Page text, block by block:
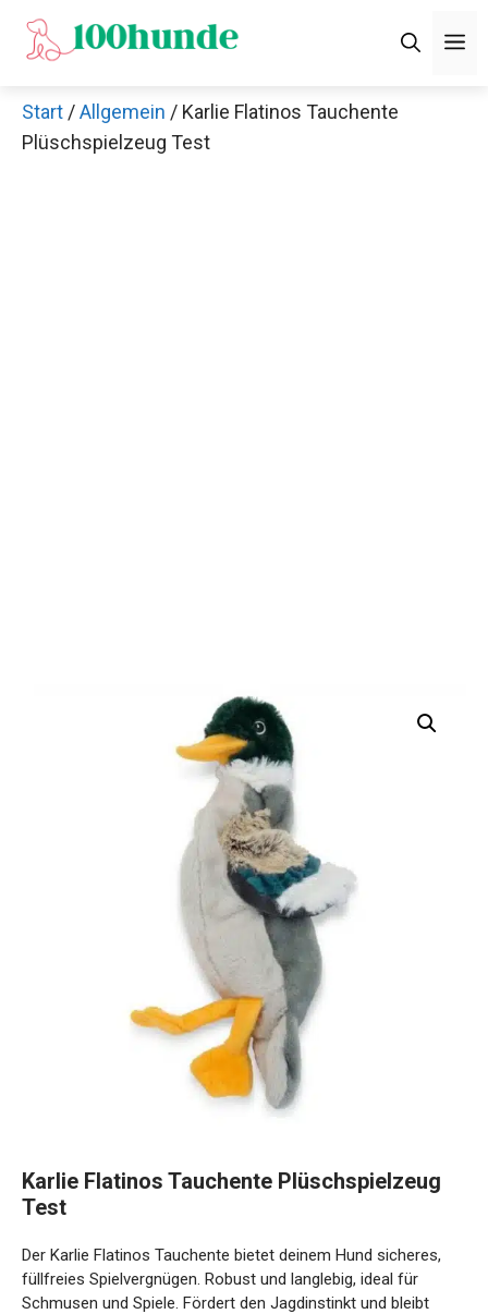
Zum
Inhalt
Start /Allgemein / Karlie Flatinos Tauchente
Plüschspielzeug Test
Karlie Flatinos Tauchente Plüschspielzeug
Test
Der Karlie Flatinos Tauchente bietet deinem Hund sicheres,
füllfreies Spielvergnügen. Robust und langlebig, ideal für
Schmusen und Spiele. Fördert den Jagdinstinkt und bleibt